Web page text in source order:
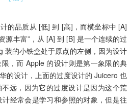
的品质从 [低] 到 [高]，而横坐标中 [A]
源丰富”，从 [A] 到 [B] 是一个连续的过
装的小铁盒处于原点的左侧，因为设计
，而 Apple 的设计则是第一象限的典
的设计，上面的过度设计的 Juicero 也
远，因为它的过度设计是因为这个荒
经常会是学习和参照的对象，但是往